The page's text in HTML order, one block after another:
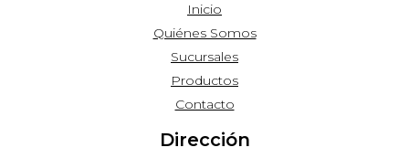
Inicio
Quiénes Somos
Sucursales
Productos
Contacto
Dirección